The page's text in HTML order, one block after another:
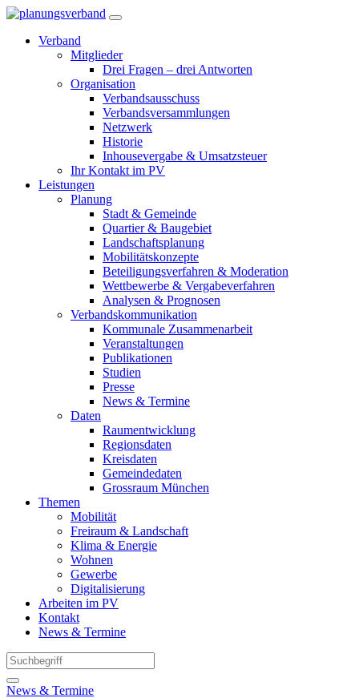
Verband
Mitglieder
Drei Fragen – drei Antworten
Organisation
Verbandsausschuss
Verbandsversammlungen
Netzwerk
Historie
Inhousevergabe & Umsatzsteuer
Ihr Kontakt im PV
Leistungen
Planung
Stadt & Gemeinde
Quartier & Baugebiet
Landschaftsplanung
Mobilitätskonzepte
Beteiligungsverfahren & Moderation
Wettbewerbe & Vergabeverfahren
Analysen & Prognosen
Verbandskommunikation
Kommunale Zusammenarbeit
Veranstaltungen
Publikationen
Studien
Presse
News & Termine
Daten
Raumentwicklung
Regionsdaten
Kreisdaten
Gemeindedaten
Grossraum München
Themen
Mobilität
Freiraum & Landschaft
Klima & Energie
Wohnen
Gewerbe
Digitalisierung
Arbeiten im PV
Kontakt
News & Termine
News & Termine